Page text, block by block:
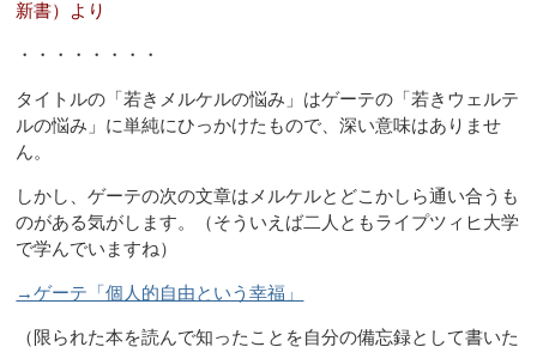
新書）より
・・・・・・・・
タイトルの「若きメルケルの悩み」はゲーテの「若きウェルテ
ルの悩み」に単純にひっかけたもので、深い意味はありませ
ん。
しかし、ゲーテの次の文章はメルケルとどこかしら通い合うも
のがある気がします。（そういえば二人ともライプツィヒ大学
で学んでいますね）
→ゲーテ「個人的自由という幸福」
（限られた本を読んで知ったことを自分の備忘録として書いた